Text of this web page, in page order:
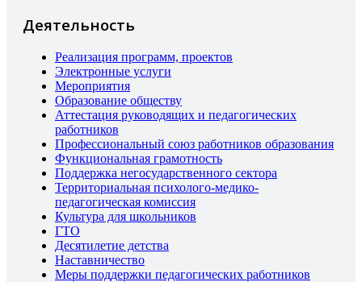
Деятельность
Реализация программ, проектов
Электронные услуги
Мероприятия
Образование обществу
Аттестация руководящих и педагогических
работников
Профессиональный союз работников образования
Функциональная грамотность
Поддержка негосударственного сектора
Территориальная психолого-медико-
педагогическая комиссия
Культура для школьников
ГТО
Десятилетие детства
Наставничество
Меры поддержки педагогических работников